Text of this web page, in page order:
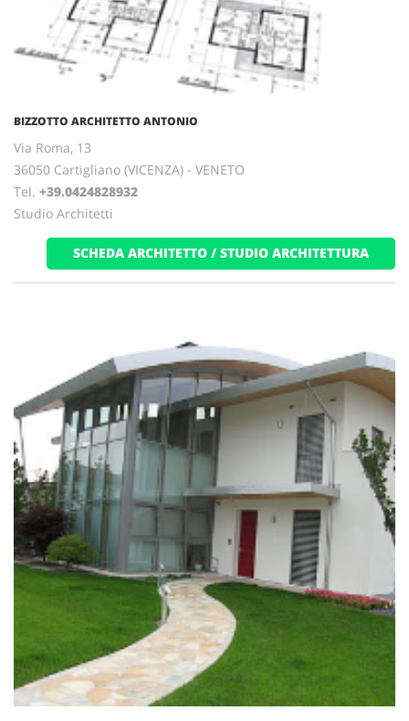
BIZZOTTO ARCHITETTO ANTONIO
Via Roma, 13
36050 Cartigliano (VICENZA) - VENETO
Tel. +39.0424828932
Studio Architetti
SCHEDA ARCHITETTO / STUDIO ARCHITETTURA